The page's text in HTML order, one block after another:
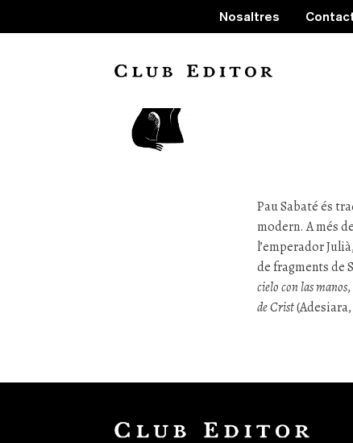
Nosaltres
Pau
Pau Sabatéés
modern. A més de
l’emperador
de fragments de
cielo con las manos
de Crist(Adesiara,